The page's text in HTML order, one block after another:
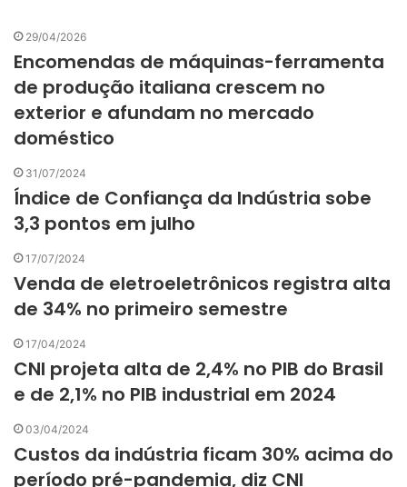
29/04/2026
Encomendas de máquinas-ferramenta
de produção italiana crescem no
exterior e afundam no mercado
doméstico
31/07/2024
Índice de Confiança da Indústria sobe
3,3 pontos em julho
17/07/2024
Venda de eletroeletrônicos registra alta
de 34% no primeiro semestre
17/04/2024
CNI projeta alta de 2,4% no PIB do Brasil
e de 2,1% no PIB industrial em 2024
03/04/2024
Custos da indústria ficam 30% acima do
período pré-pandemia, diz CNI